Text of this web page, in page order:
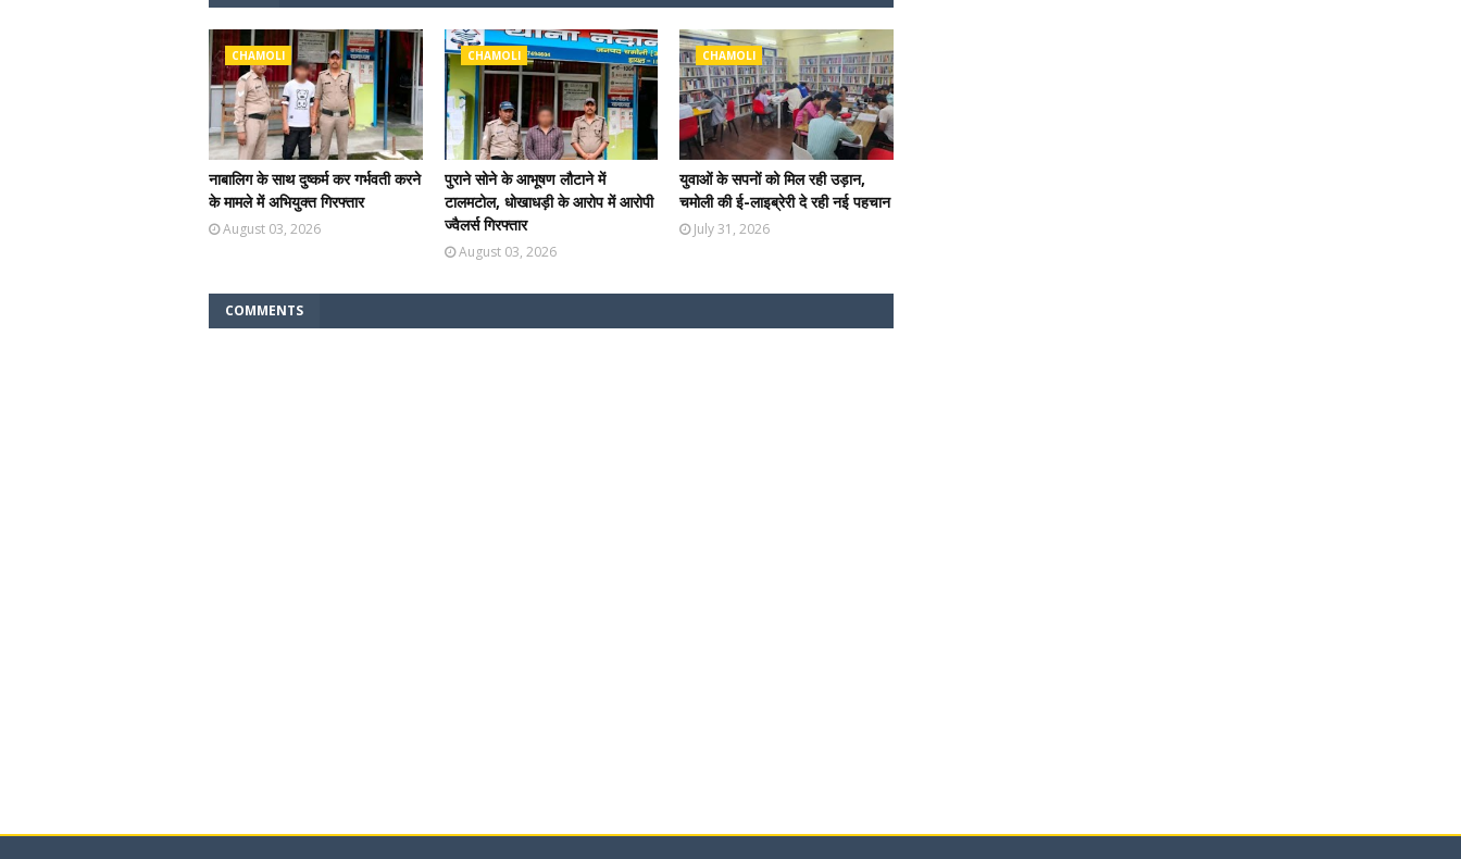
CHAMOLI
नाबालिग के साथ दुष्कर्म कर गर्भवती करने
के मामले में अभियुक्त गिरफ्तार
August 03, 2026
CHAMOLI
पुराने सोने के आभूषण लौटाने में
टालमटोल, धोखाधड़ी के आरोप में आरोपी
ज्वैलर्स गिरफ्तार
August 03, 2026
CHAMOLI
युवाओं के सपनों को मिल रही उड़ान,
चमोली की ई-लाइब्रेरी दे रही नई पहचान
July 31, 2026
COMMENTS